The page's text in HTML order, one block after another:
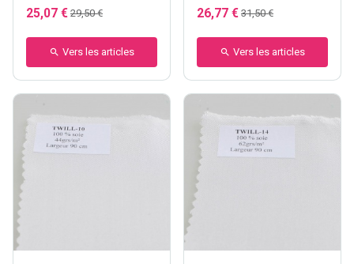
mm - larg. 140 cm - 62
gr/m2
25,07 € 29,50 €
Vers les articles
mm - larg. 140 cm - 75
gr/m2
26,77 € 31,50 €
Vers les articles